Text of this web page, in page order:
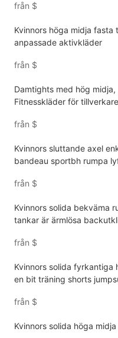
från $
Kvinnors höga midja fasta
anpassade aktivkläder
från $
Damtights med hög
Fitnesskläder för tillverkare
från $
Kvinnors sluttande axel
bandeau sportbh rumpa
från $
Kvinnors solida bekväma
tankar är ärmlösa
från $
Kvinnors solida fyrkantiga
en bit träning shorts
från $
Kvinnors solida höga